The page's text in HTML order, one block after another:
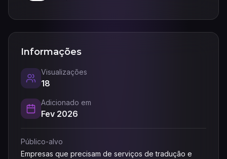
Informações
Visualizações
18
Adicionado em
Fev 2026
Público-alvo
Empresas que precisam de serviços de tradução e